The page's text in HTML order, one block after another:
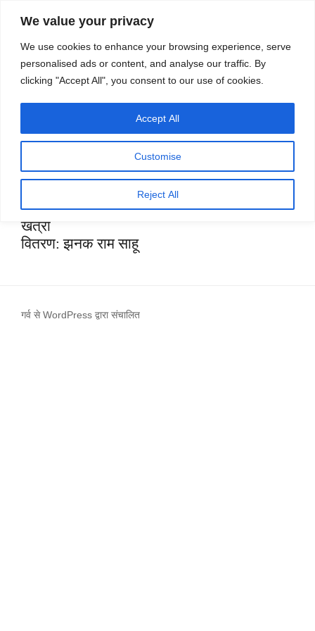
We value your privacy
We use cookies to enhance your browsing experience, serve
personalised ads or content, and analyse our traffic. By
clicking "Accept All", you consent to our use of cookies.
Customise
Reject All
Accept All
स्रोत
मेनू
संपादक: डॉ. सुशील जोशी
उप-संपादक: प्रतिका गुप्ता
आवरण डिज़ाइन
उत्पादन सहयोग: इंदु नायर,कमलेश यादव,राकेश
खत्री
वितरण: झनक राम साहू
गर्व से WordPress द्वारा संचालित